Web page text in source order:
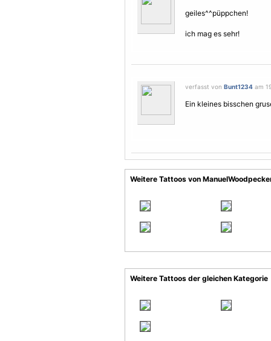
geiles^^püppchen!
ich mag es sehr!
verfasst von Bunt1234 am
Ein kleines bisschen
Weitere Tattoos von
Weitere Tattoos der gleichen Kategorie